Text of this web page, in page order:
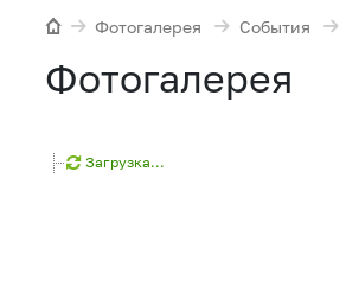
Фотогалерея События
Фотогалерея
Загрузка...